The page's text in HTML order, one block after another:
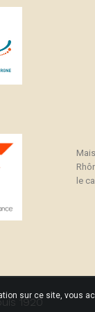
le
1920
sur ce site, vous